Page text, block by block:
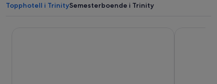
Topphotell i TrinitySemesterboende i Trinity